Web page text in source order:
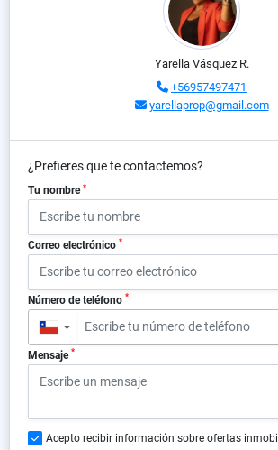
Yarella Vásquez R.
+56957497471
yarellaprop@gmail.com
¿Prefieres que te contactemos?
Tu nombre *
Correo electrónico *
Número de teléfono *
▼
Mensaje *
Acepto recibir información sobre ofertas